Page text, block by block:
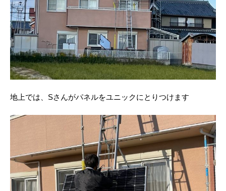
地上では、Sさんがパネルをユニックにとりつけます